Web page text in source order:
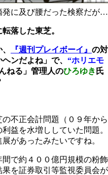
発に及び腰だった検察だが…
落した東芝。
『週刊プレイボーイ』 の対
ンだよね」で、 “ホリエモ
ねる」管理人のひろゆき 氏
不正会計問題（０９年から
益を水増ししていた問題。
があったみたいですね。
で約４００億円規模の粉飾
を証券取引等監視委員会が